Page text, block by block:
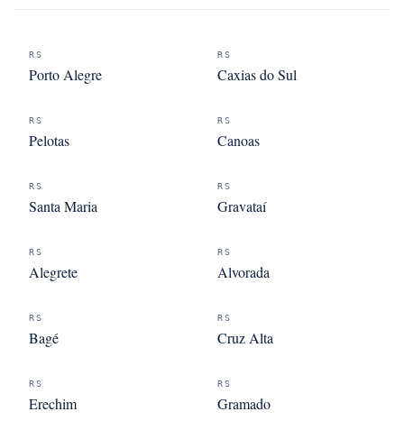
RS
Porto Alegre
RS
Caxias do Sul
RS
Pelotas
RS
Canoas
RS
Santa Maria
RS
Gravataí
RS
Alegrete
RS
Alvorada
RS
Bagé
RS
Cruz Alta
RS
Erechim
RS
Gramado